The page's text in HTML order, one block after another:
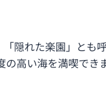
隠れた楽園」とも
高い海を満喫できま